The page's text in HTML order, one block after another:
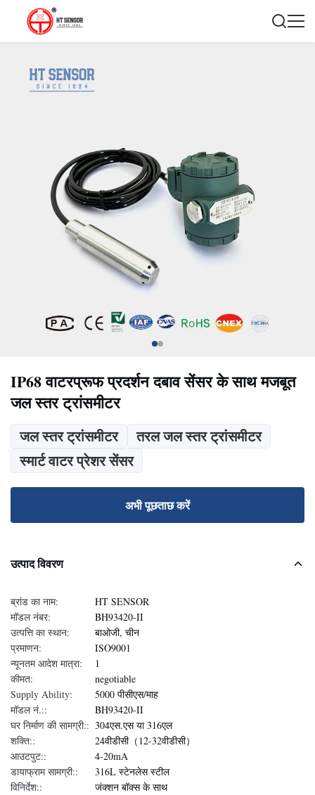
IP68 वाटरप्रूफ प्रदर्शन दबाव सेंसर के साथ मजबूत
जल स्तर ट्रांसमीटर
जल स्तर ट्रांसमीटर
तरल जल स्तर ट्रांसमीटर
स्मार्ट वाटर प्रेशर सेंसर
अभी पूछताछ करें
उत्पाद विवरण
ब्रांड का नाम:
HT SENSOR
मॉडल नंबर:
BH93420-II
उत्पत्ति का स्थान:
बाओजी, चीन
प्रमाणन:
ISO9001
न्यूनतम आदेश मात्रा:
1
कीमत:
negotiable
Supply Ability:
5000 पीसीएस/माह
मॉडल नं.::
BH93420-II
घर निर्माण की सामग्री:: 304एस.एस या 316एल
शक्ति::
24वीडीसी（12-32वीडीसी）
आउटपुट::
4-20mA
डायाफ्राम सामग्री::
316L स्टेनलेस स्टील
विनिर्देश::
जंक्शन बॉक्स के साथ